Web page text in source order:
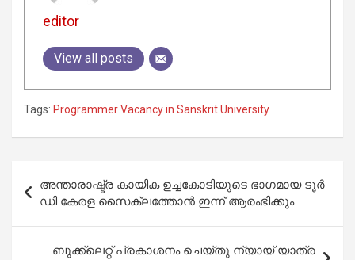
editor
View all posts
Tags: Programmer Vacancy in Sanskrit University
navigation
അന്താരാഷ്ട്ര കായിക ഉച്ചകോടിയുടെ ഭാഗമായ ടൂര്‍
ഡി കേരള സൈക്ലത്തോന്‍ ഇന്ന് ആരംഭിക്കും
ബുക്ക്ലെറ്റ് പ്രകാശനം ചെയ്തു ന്യായ് യാത്ര